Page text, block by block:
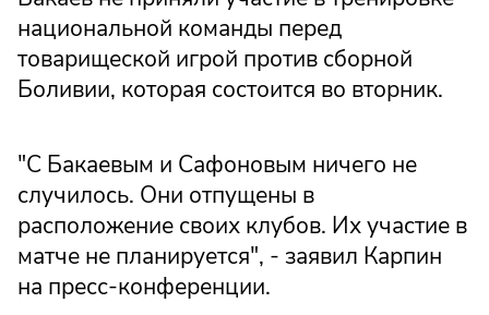
национальной команды перед
товарищеской игрой против сборной
Боливии, которая состоится во вторник.
"С Бакаевым и Сафоновым ничего не
случилось. Они отпущены в
расположение своих клубов. Их участие в
матче не планируется", - заявил Карпин
на пресс-конференции.